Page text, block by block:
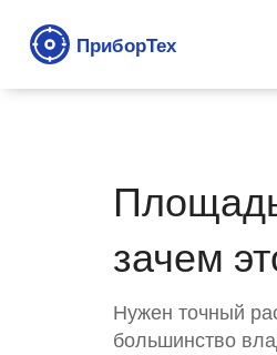
зачем
Нужен точный
большинство